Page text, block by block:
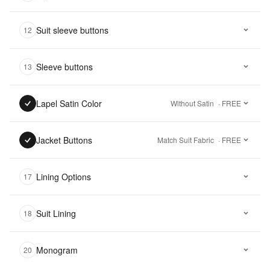
12 Suit sleeve buttons
13 Sleeve buttons
Lapel Satin Color Without Satin · FREE
Jacket Buttons Match Suit Fabric · FREE
17 Lining Options
18 Suit Lining
20 Monogram